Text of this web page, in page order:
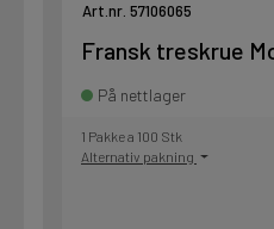
Art.nr. 57106065
Fransk treskrue
På nettlager
1 Pakke a 100 Stk
Alternativ pakning